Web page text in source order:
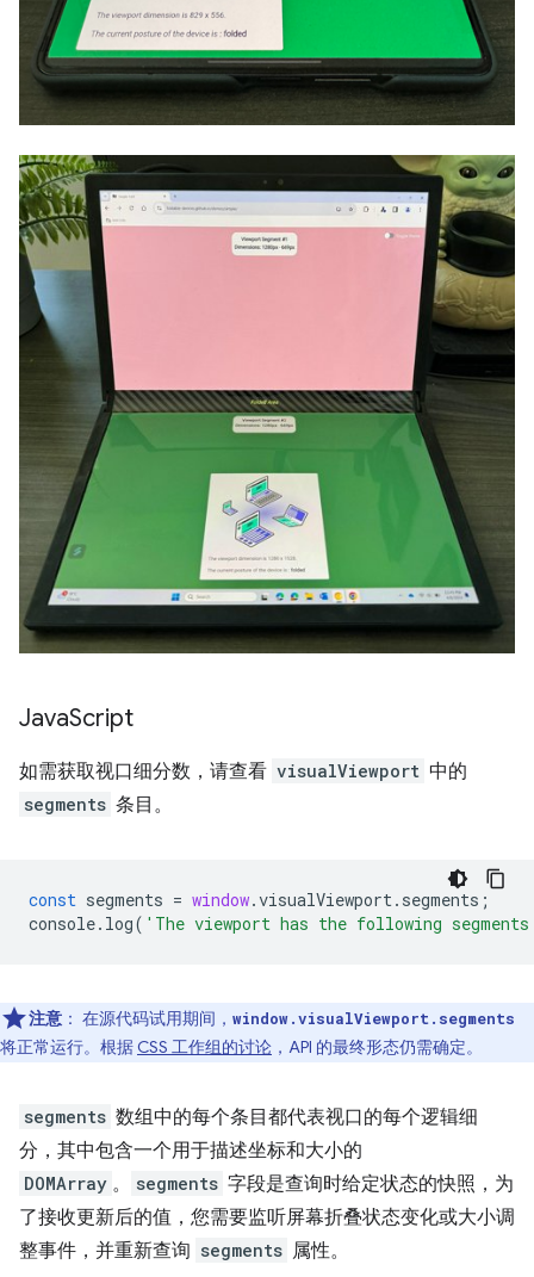
JavaScript
如需获取视口细分数，请查看 visualViewport 中的
segments 条目。
const segments = window.visualViewport . segments ;
console. log( 'The viewport has the following
注意 ： 在源代码试用期间， window.visualViewport.segments
将正常运行。根据 CSS 工作组的讨论 ，API 的最终形态仍需确定。
segments 数组中的每个条目都代表视口的每个逻辑细
分，其中包含一个用于描述坐标和大小的
DOMArray 。 segments 字段是查询时给定状态的快照，为
了接收更新后的值，您需要监听屏幕折叠状态变化或大小调
整事件，并重新查询 segments 属性。